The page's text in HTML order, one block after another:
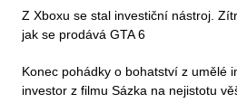
Z Xboxu se stal investiční nástroj.
jak se prodává GTA 6
Konec pohádky o bohatství z umělé
investor z filmu Sázka na nejistotu